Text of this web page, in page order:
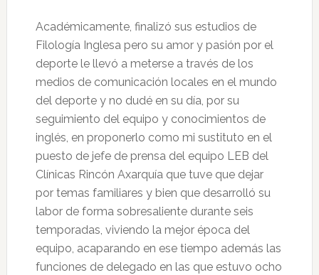
Académicamente, finalizó sus estudios de
Filología Inglesa pero su amor y pasión por el
deporte le llevó a meterse a través de los
medios de comunicación locales en el mundo
del deporte y no dudé en su día, por su
seguimiento del equipo y conocimientos de
inglés, en proponerlo como mi sustituto en el
puesto de jefe de prensa del equipo LEB del
Clínicas Rincón Axarquía que tuve que dejar
por temas familiares y bien que desarrolló su
labor de forma sobresaliente durante seis
temporadas, viviendo la mejor época del
equipo, acaparando en ese tiempo además las
funciones de delegado en las que estuvo ocho